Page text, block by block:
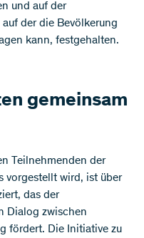
und auf der
auf der die Bevölkerung
kann, festgehalten.
gemeinsam
Teilnehmenden der
vorgestellt wird, ist über
das der
Dialog zwischen
fördert. Die Initiative zu